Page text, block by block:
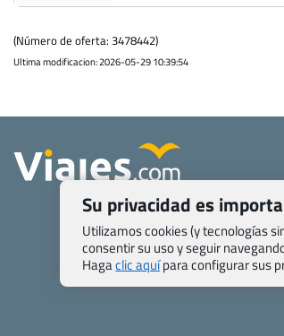
(Número de oferta: 3478442)
Ultima modificacion: 2026-05-29 10:39:54
Su privacidad es
Utilizamos cookies (y tecnologías
consentir su uso y seguir
Hagaclic aquípara configurar sus